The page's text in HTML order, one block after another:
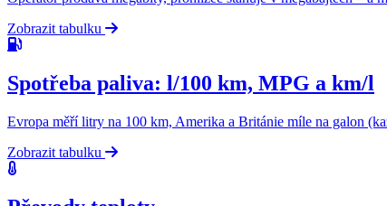
Zobrazit tabulku
Spotřeba paliva: l/100 km, MPG a km/l
Evropa měří litry na 100 km, Amerika a Británie míle na galon
Zobrazit tabulku